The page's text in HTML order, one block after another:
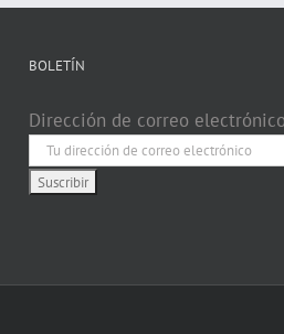
BOLETÍN
Dirección de correo